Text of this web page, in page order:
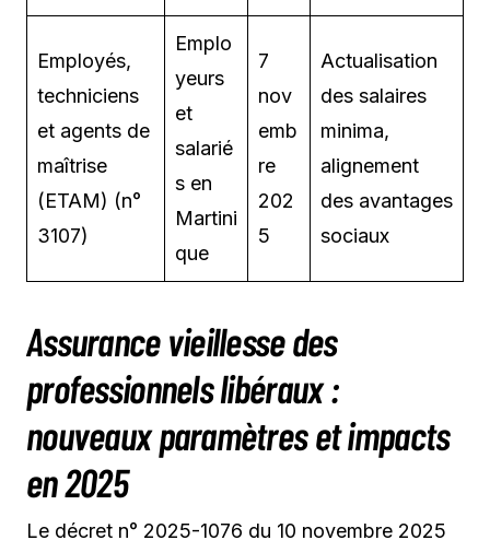
Employés,
techniciens
et agents de
maîtrise
(ETAM) (n°
3107)
Emplo
yeurs
et
salarié
s en
Martini
que
7
nov
emb
re
202
5
Actualisation
des salaires
minima,
alignement
des avantages
sociaux
Assurance vieillesse des
professionnels libéraux :
nouveaux paramètres et impacts
en 2025
Le décret n° 2025-1076 du 10 novembre 2025